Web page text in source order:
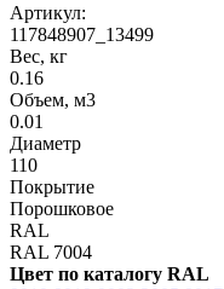
Артикул:
117848907_13499
Вес, кг
0.16
Объем, м3
0.01
Диаметр
110
Покрытие
Порошковое
RAL
RAL 7004
Цвет по каталогу RAL